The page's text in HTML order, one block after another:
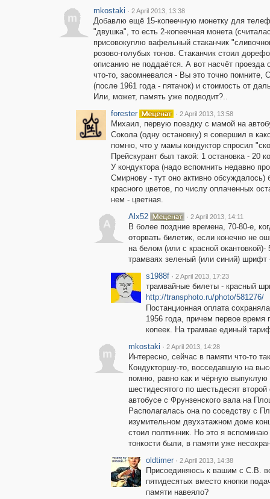
m
mkostaki · 2 April 2013, 13:38
Добавлю ещё 15-копеечную монетку для
"двушка", то есть 2-копеечная монета
присовокуплю вафельный стаканчик
розово-голубых тонов. Стаканчик стоил
описанию не поддаётся. А вот насчёт проезда
что-то, засомневался - Вы это точно помните,
(после 1961 года - пятачок) и стоимость от
Или, может, память уже подводит?..
forester
· 2 April 2013, 13:58
Михаил, первую поездку с мамой на
Сокола (одну остановку) я совершил в
помню, что у мамы кондуктор спросил
Прейскурант был такой: 1 остановка - 20
У кондуктора (надо вспомнить недавно
Смирнову - тут оно активно обсуждалось)
красного цветов, по числу оплаченных
нем - цветная.
A
Alx52 · 2 April 2013, 14:11
В более поздние времена, 70-80-е,
оторвать билетик, если конечно не
на белом (или с красной
трамваях зеленый (или синий) шрифт
s1988f · 2 April 2013, 17:23
трамвайные билеты - красный
http://transphoto.ru/photo/581276/
Постанционная оплата
1956 года, причем первое время
копеек. На трамвае единый
m
mkostaki · 2 April 2013, 14:28
Интересно, сейчас в памяти что-то
Кондукторшу-то, восседавшую на
помню, равно как и чёрную выпуклую
шестидесятого по шестьдесят
автобусе с Фрунзенского вала на
Располагалась она по соседству с
изумительном двухэтажном доме
стоил полтинник. Но это я
тонкости были, в памяти уже
oldtimer · 2 April 2013, 14:38
Присоединяюсь к вашим с С.В.
пятидесятых вместо кнопки
памяти навеяло?